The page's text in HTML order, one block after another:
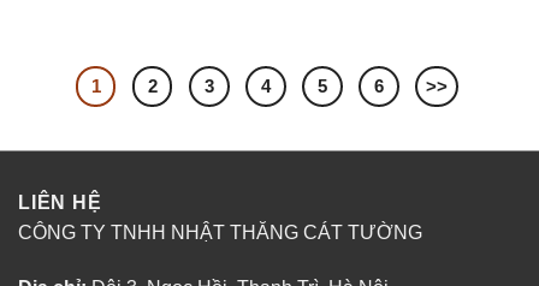
1 2 3 4 5 6 >>
LIÊN HỆ
CÔNG TY TNHH NHẬT THĂNG CÁT TƯỜNG